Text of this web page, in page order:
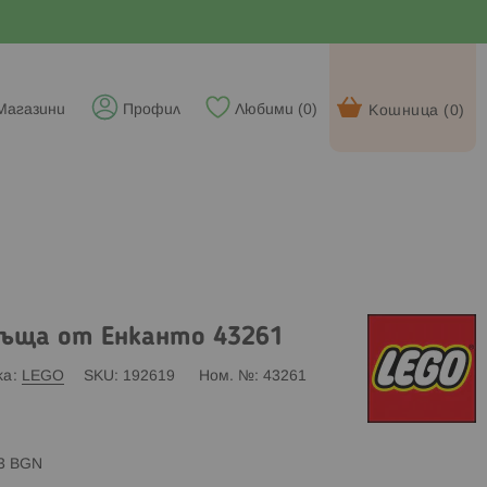
Кошница (0)
Любими (0)
Профил
от Енканто 43261
LEGO SKU 192619 Ном. № 43261
BGN